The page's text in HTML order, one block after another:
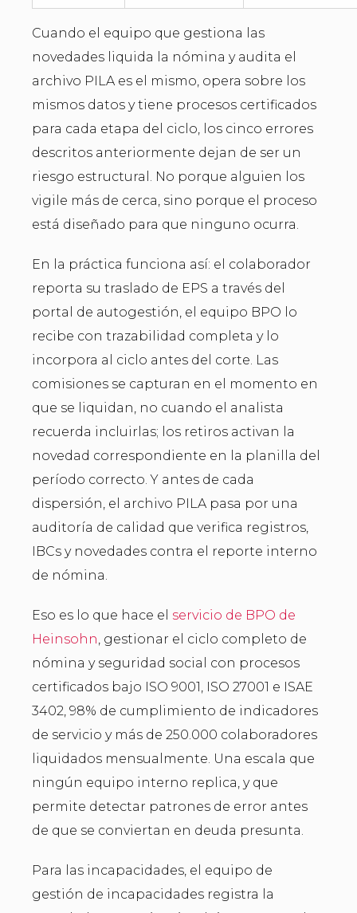
Cuando el equipo que gestiona las
novedades liquida la nómina y audita el
archivo PILA es el mismo, opera sobre los
mismos datos y tiene procesos certificados
para cada etapa del ciclo, los cinco errores
descritos anteriormente dejan de ser un
riesgo estructural. No porque alguien los
vigile más de cerca, sino porque el proceso
está diseñado para que ninguno ocurra.
En la práctica funciona así: el colaborador
reporta su traslado de EPS a través del
portal de autogestión, el equipo BPO lo
recibe con trazabilidad completa y lo
incorpora al ciclo antes del corte. Las
comisiones se capturan en el momento en
que se liquidan, no cuando el analista
recuerda incluirlas; los retiros activan la
novedad correspondiente en la planilla del
período correcto. Y antes de cada
dispersión, el archivo PILA pasa por una
auditoría de calidad que verifica registros,
IBCs y novedades contra el reporte interno
de nómina.
Eso es lo que hace el servicio de BPO de
Heinsohn, gestionar el ciclo completo de
nómina y seguridad social con procesos
certificados bajo ISO 9001, ISO 27001 e ISAE
3402, 98% de cumplimiento de indicadores
de servicio y más de 250.000 colaboradores
liquidados mensualmente. Una escala que
ningún equipo interno replica, y que
permite detectar patrones de error antes
de que se conviertan en deuda presunta.
Para las incapacidades, el equipo de
gestión de incapacidades registra la